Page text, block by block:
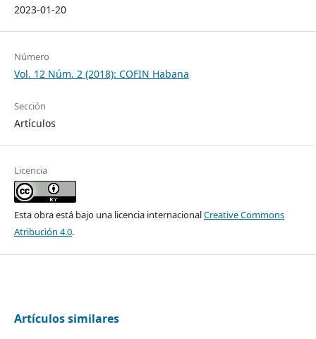
2023-01-20
Número
Vol. 12 Núm. 2 (2018): COFIN Habana
Sección
Artículos
Licencia
Esta obra está bajo una licencia internacionalCreative Commons
Atribución 4.0.
Artículos similares